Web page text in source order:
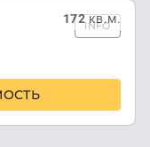
172кв.м.
INFO